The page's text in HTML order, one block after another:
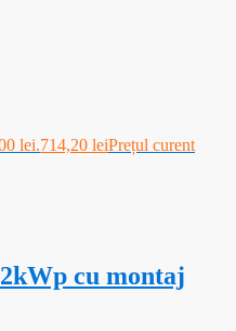
lei.714,20 leiPrețul curent
cu montaj